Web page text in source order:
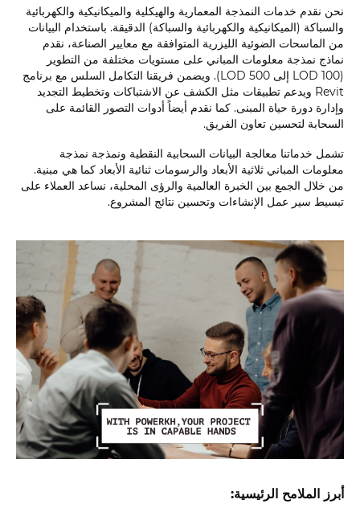
نحن نقدم خدمات النمذجة المعمارية والهيكلية والميكانيكية والكهربائية
والسباكة (الميكانيكية والكهربائية والسباكة) الدقيقة. باستخدام البيانات
من الماسحات الضوئية الليزرية المتوافقة مع معايير الصناعة، نقدم
نماذج نمذجة معلومات المباني على مستويات مختلفة من التطوير
(LOD 100 إلى LOD 500). ويضمن فريقنا التكامل السلس مع برنامج
Revit ويدعم تطبيقات مثل الكشف عن الاشتباكات وتخطيط التجديد
وإدارة دورة حياة المبنى. كما نقدم أيضاً أدوات التصور القائمة على
السحابة لتحسين تعاون الفريق.
تشمل خدماتنا معالجة البيانات السحابية النقطية ونمذجة نمذجة
معلومات المباني ثلاثية الأبعاد والرسومات ثنائية الأبعاد كما هي مبنية.
من خلال الجمع بين الخبرة العالمية والرؤى المحلية، نساعد العملاء على
تبسيط سير عمل الإنشاءات وتحسين نتائج المشروع.
أبرز الملامح الرئيسية: